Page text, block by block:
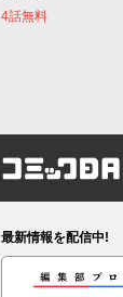
4話無料
コミッ
最新情報を配信中!
編集部ブログ